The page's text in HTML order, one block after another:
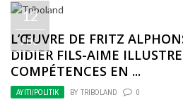
12
JUL
L’ŒUVRE DE FRITZ
DIDIER FILS-AIME
COMPÉTENCES EN ...
AYITI/POLITIK BY TRIBOLAND 0